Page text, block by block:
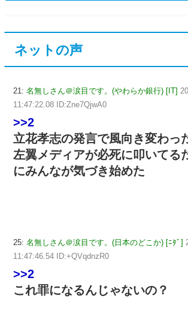
ネットの声
21: 名無しさん＠涙目です。(やわらか銀行) [IT]
11:47:22.08 ID:Zne7QjwA0
>>2
立花孝志の発言で風向き変わっ
左翼メディアが必死に叩いてる
にみんなが気づき始めた
25: 名無しさん＠涙目です。(日本のどこか) [ﾆﾀﾞ]
11:47:46.54 ID:+QVqdnzR0
>>2
これ罪になるんじゃないの？